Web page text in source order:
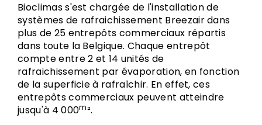
Bioclimas s'est chargée de l'installation de
systèmes de rafraichissement Breezair dans
plus de 25 entrepôts commerciaux répartis
dans toute la Belgique. Chaque entrepôt
compte entre 2 et 14 unités de
rafraichissement par évaporation, en fonction
de la superficie à rafraîchir. En effet, ces
entrepôts commerciaux peuvent atteindre
jusqu'à 4 000m².